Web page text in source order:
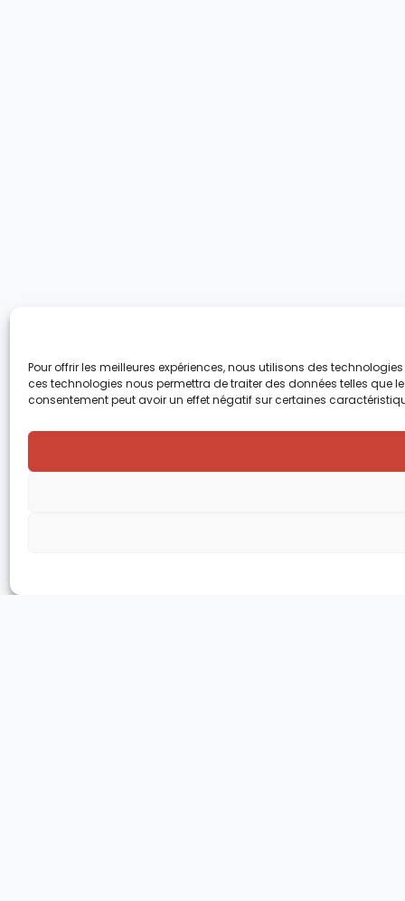
Pour offrir les meilleures expériences, nous utilisons des
ces technologies nous permettra de traiter des données telles que
consentement peut avoir un effet négatif sur certaines